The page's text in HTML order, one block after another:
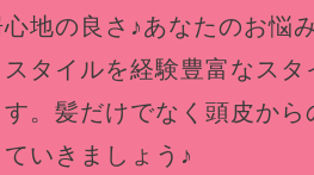
地の良さ♪あなたのお悩
タイルを経験豊富なス
。髪だけでなく頭皮か
いきましょう♪